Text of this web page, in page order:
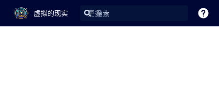
虚拟的现实 更多